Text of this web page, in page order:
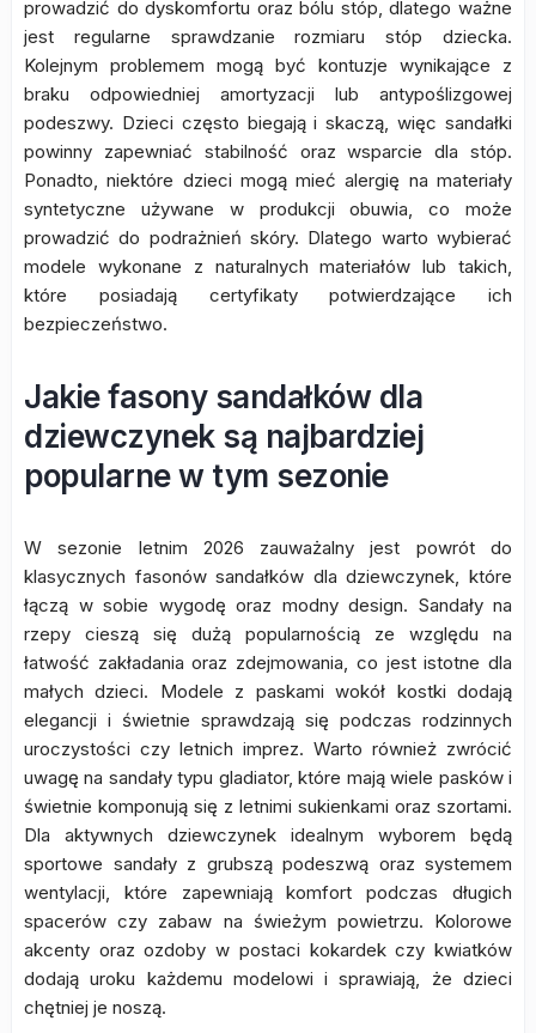
prowadzić do dyskomfortu oraz bólu stóp, dlatego ważne
jest regularne sprawdzanie rozmiaru stóp dziecka.
Kolejnym problemem mogą być kontuzje wynikające z
braku odpowiedniej amortyzacji lub antypoślizgowej
podeszwy. Dzieci często biegają i skaczą, więc sandałki
powinny zapewniać stabilność oraz wsparcie dla stóp.
Ponadto, niektóre dzieci mogą mieć alergię na materiały
syntetyczne używane w produkcji obuwia, co może
prowadzić do podrażnień skóry. Dlatego warto wybierać
modele wykonane z naturalnych materiałów lub takich,
które posiadają certyfikaty potwierdzające ich
bezpieczeństwo.
Jakie fasony sandałków dla
dziewczynek są najbardziej
popularne w tym sezonie
W sezonie letnim 2026 zauważalny jest powrót do
klasycznych fasonów sandałków dla dziewczynek, które
łączą w sobie wygodę oraz modny design. Sandały na
rzepy cieszą się dużą popularnością ze względu na
łatwość zakładania oraz zdejmowania, co jest istotne dla
małych dzieci. Modele z paskami wokół kostki dodają
elegancji i świetnie sprawdzają się podczas rodzinnych
uroczystości czy letnich imprez. Warto również zwrócić
uwagę na sandały typu gladiator, które mają wiele pasków i
świetnie komponują się z letnimi sukienkami oraz szortami.
Dla aktywnych dziewczynek idealnym wyborem będą
sportowe sandały z grubszą podeszwą oraz systemem
wentylacji, które zapewniają komfort podczas długich
spacerów czy zabaw na świeżym powietrzu. Kolorowe
akcenty oraz ozdoby w postaci kokardek czy kwiatków
dodają uroku każdemu modelowi i sprawiają, że dzieci
chętniej je noszą.